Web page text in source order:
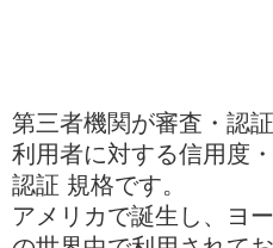
第三者機関が審査・認
利用者に対する信用度
認証 規格です。
アメリカで誕生し、ヨ